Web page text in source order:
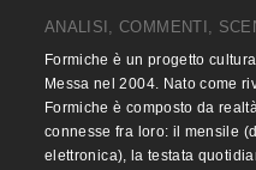
ANALISI, COMMENTI,
Formiche è un progetto
Messa nel 2004. Nato come
Formiche è composto da
connesse fra loro: il mensile
elettronica), la testata